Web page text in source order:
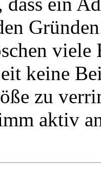
viele
keine
zu
aktiv